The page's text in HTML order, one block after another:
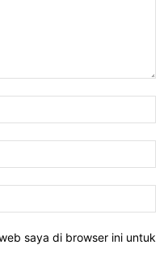
saya di browser ini untuk